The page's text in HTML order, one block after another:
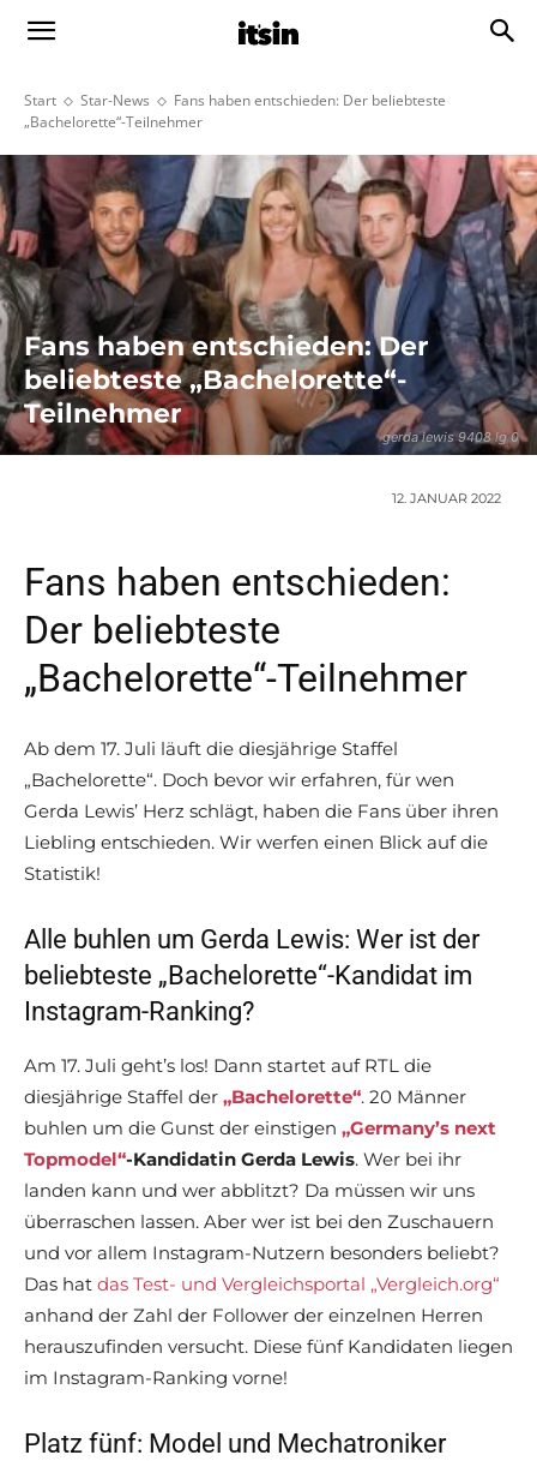
Start Star-News
Fans haben entschieden: Der beliebteste
„Bachelorette“-Teilnehmer
gerda lewis 9408 lg 0
Fans haben entschieden: Der
beliebteste „Bachelorette“-
Teilnehmer
12. JANUAR 2022
Fans haben entschieden:
Der beliebteste
„Bachelorette“-Teilnehmer
Ab dem 17. Juli läuft die diesjährige Staffel
„Bachelorette“. Doch bevor wir erfahren, für wen
Gerda Lewis’ Herz schlägt, haben die Fans über ihren
Liebling entschieden. Wir werfen einen Blick auf die
Statistik!
Alle buhlen um Gerda Lewis: Wer ist der
beliebteste „Bachelorette“-Kandidat im
Instagram-Ranking?
Am 17. Juli geht’s los! Dann startet auf RTL die
diesjährige Staffel der „Bachelorette“. 20 Männer
buhlen um die Gunst der einstigen „Germany’s next
Topmodel“-Kandidatin Gerda Lewis. Wer bei ihr
landen kann und wer abblitzt? Da müssen wir uns
überraschen lassen. Aber wer ist bei den Zuschauern
und vor allem Instagram-Nutzern besonders beliebt?
Das hat das Test- und Vergleichsportal „Vergleich.org“
anhand der Zahl der Follower der einzelnen Herren
herauszufinden versucht. Diese fünf Kandidaten liegen
im Instagram-Ranking vorne!
Platz fünf: Model und Mechatroniker